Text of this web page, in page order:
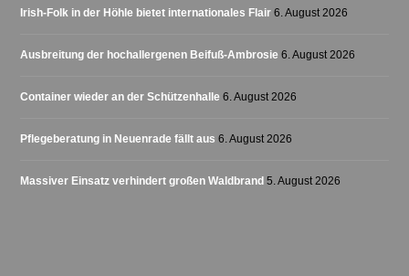
Irish-Folk in der Höhle bietet internationales Flair 6. August 2026
Ausbreitung der hochallergenen Beifuß-Ambrosie 6. August 2026
Container wieder an der Schützenhalle 6. August 2026
Pflegeberatung in Neuenrade fällt aus 6. August 2026
Massiver Einsatz verhindert großen Waldbrand 5. August 2026